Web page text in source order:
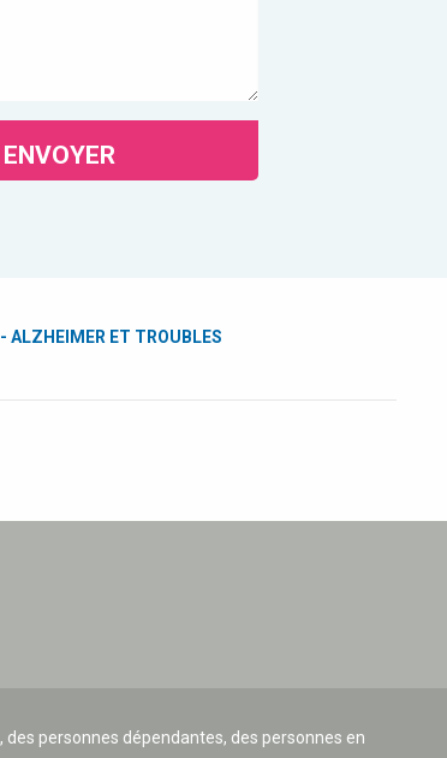
ALZHEIMER ET TROUBLES
personnes dépendantes, des personnes en